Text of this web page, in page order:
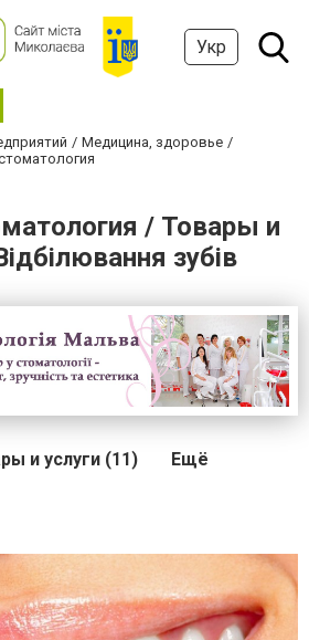
Укр
Медицина, здоровье
/ Товары и
зубів
и услуги (11) Ещё